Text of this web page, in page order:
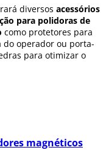
diversos acessórios
para polidoras de
como protetores para
operador ou porta-
para otimizar o
magnéticos